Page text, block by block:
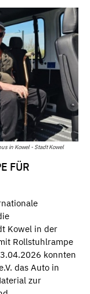
in Kowel - Stadt Kowel
FÜR
Kowel in der
Rollstuhlrampe
konnten
das Auto in
zur